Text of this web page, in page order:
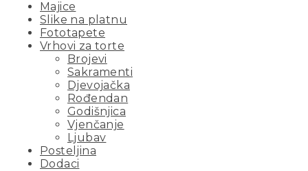
Majice
Slike na platnu
Fototapete
Vrhovi za torte
Brojevi
Sakramenti
Djevojačka
Rođendan
Godišnjica
Vjenčanje
Ljubav
Posteljina
Dodaci